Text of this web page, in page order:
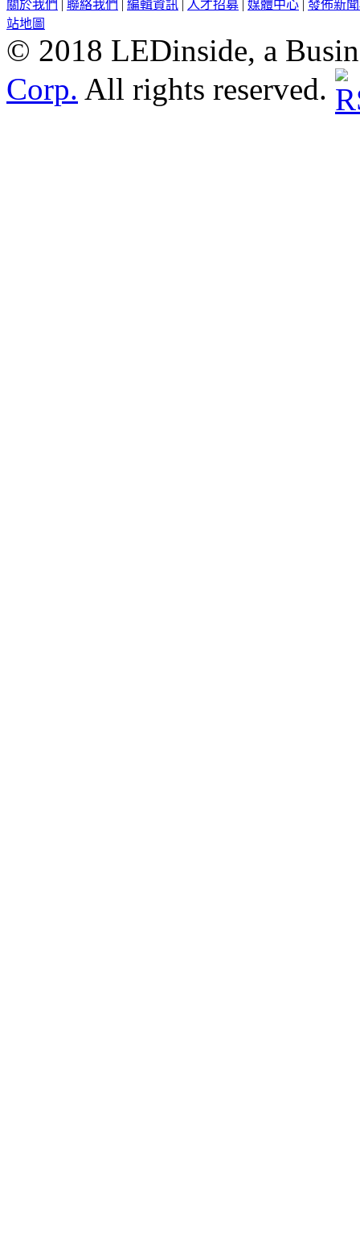
關於我們 | 聯絡我們 | 編輯資訊 | 人才招募 | 媒體中心 | 發佈新
站地圖
© 2018 LEDinside, a
Corp. All rights reserved.